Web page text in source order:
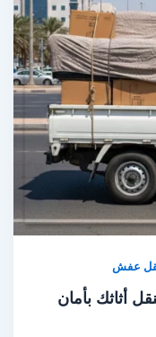
عفش
بأمان